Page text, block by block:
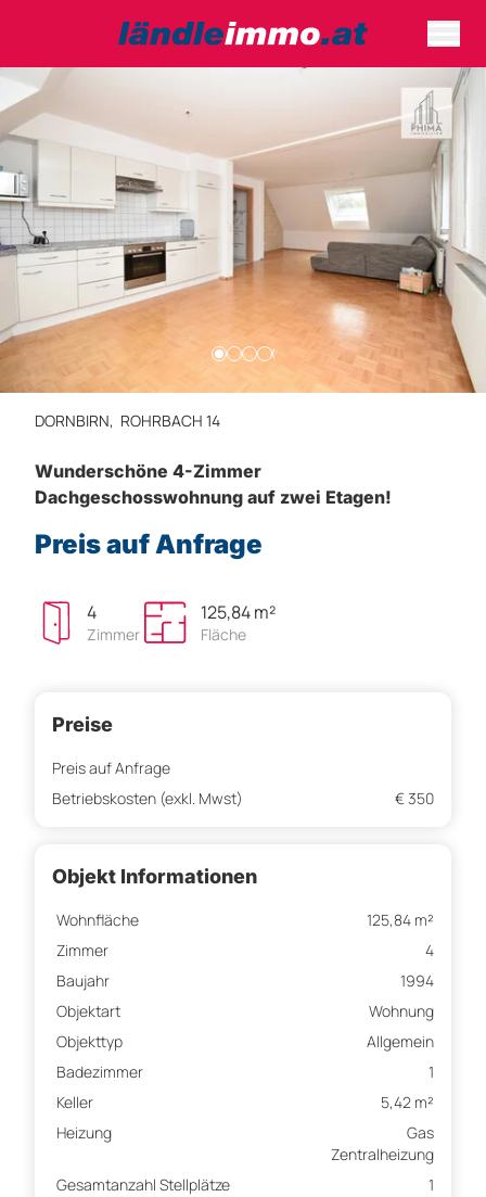
DORNBIRN, ROHRBACH 14
Wunderschöne 4-Zimmer
Dachgeschosswohnung auf zwei Etagen!
Preis auf Anfrage
4
Zimmer
125,84 m²
Fläche
Preise
Preis auf Anfrage
Betriebskosten (exkl. Mwst)
€ 350
Objekt Informationen
Wohnfläche
125,84 m²
Zimmer
4
Baujahr
1994
Objektart
Wohnung
Objekttyp
Allgemein
Badezimmer
1
Keller
5,42 m²
Heizung
Gas
Zentralheizung
Gesamtanzahl Stellplätze
1